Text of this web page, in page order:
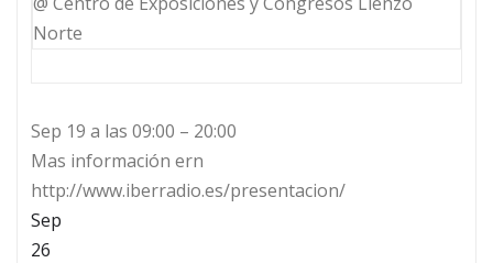
Norte
Sep 19 a las 09:00 – 20:00
Mas información ern
http://www.iberradio.es/presentacion/
Sep
26